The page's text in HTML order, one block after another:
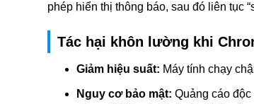
phép hiển thị thông báo, sau đó liên tục
Tác hại khôn lường khi
Giảm hiệu suất: Máy tính chạy
Nguy cơ bảo mật: Quảng cáo